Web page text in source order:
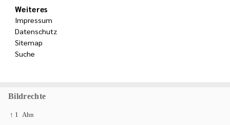
Weiteres
Impressum
Datenschutz
Sitemap
Suche
Bildrechte
↑ 1 Ahn